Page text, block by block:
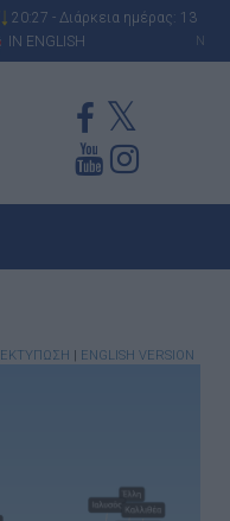
20:27 - Διάρκεια ημέρας: 13
IN ENGLISH N
ΕΚΤΥΠΩΣΗ | ENGLISH VERSION